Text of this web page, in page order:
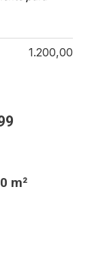
1.200,00
m²